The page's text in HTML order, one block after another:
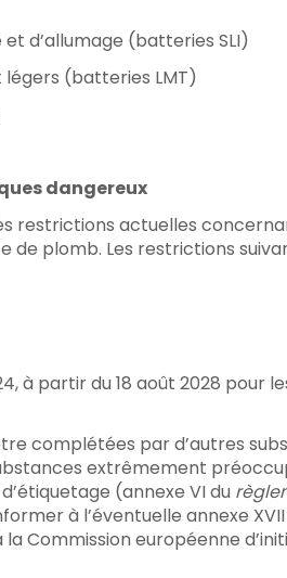
d’allumage (batteries SLI)
(batteries LMT)
dangereux
restrictions actuelles
plomb. Les restrictions
à partir du 18 août 2028 pour
complétées par d’autres
extrêmement
(annexe VI du
à l’éventuelle annexe XVII
Commission européenne